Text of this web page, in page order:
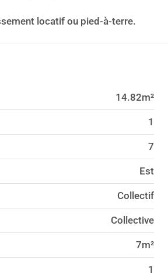
locatif ou pied-à-terre.
14.82m²
1
7
Est
Collectif
Collective
7m²
1